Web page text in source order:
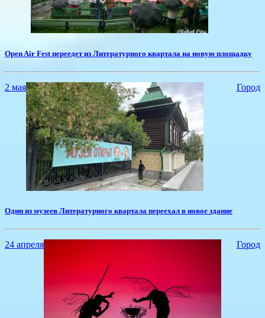
​Open Air Fest переедет из Литературного квартала на новую площадку
2 мая Город
​Один из музеев Литературного квартала переехал в новое здание
24 апреля Город